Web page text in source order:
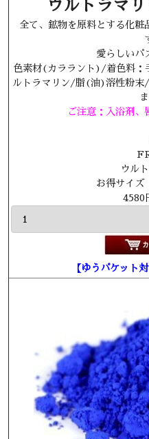
ウルトラマ
全て、鉱物を原料とする化粧
愛らしいパ
色素材(カララント)/着色料：
ルトラマリン/脂(油)溶性粉
ご注意：入浴剤、
ウル
お得サイ
4580
【ゆうパケット